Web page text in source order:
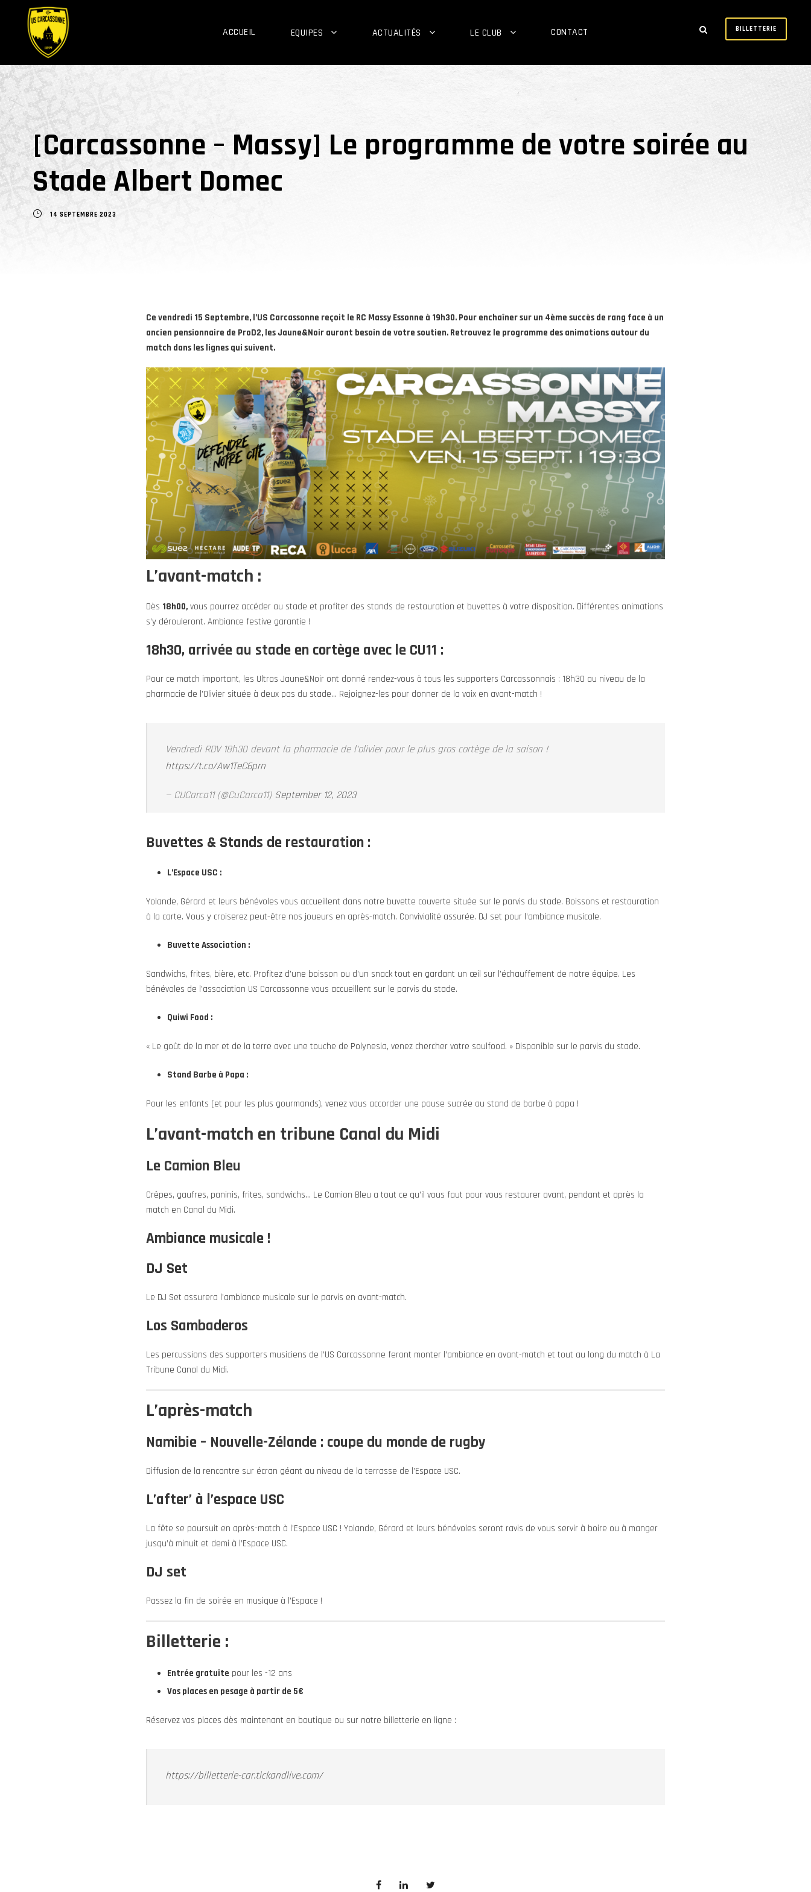
ACCUEIL EQUIPES ACTUALITÉS LE CLUB CONTACT BILLETTERIE
[Carcassonne – Massy] Le programme de votre soirée au
Stade Albert Domec
14 SEPTEMBRE 2023
Ce vendredi 15 Septembre, l’US Carcassonne reçoit le RC Massy Essonne à 19h30. Pour enchaîner sur un 4ème succès de rang face à un
ancien pensionnaire de ProD2, les Jaune&Noir auront besoin de votre soutien. Retrouvez le programme des animations autour du
match dans les lignes qui suivent.
L’avant-match :
Dès 18h00, vous pourrez accéder au stade et profiter des stands de restauration et buvettes à votre disposition. Différentes animations
s’y dérouleront. Ambiance festive garantie !
18h30, arrivée au stade en cortège avec le CU11 :
Pour ce match important, les Ultras Jaune&Noir ont donné rendez-vous à tous les supporters Carcassonnais : 18h30 au niveau de la
pharmacie de l’Olivier située à deux pas du stade… Rejoignez-les pour donner de la voix en avant-match !
Vendredi RDV 18h30 devant la pharmacie de l’olivier pour le plus gros cortège de la saison !
https://t.co/Aw1TeC6prn
— CUCarca11 (@CuCarca11) September 12, 2023
Buvettes & Stands de restauration :
L’Espace USC :
Yolande, Gérard et leurs bénévoles vous accueillent dans notre buvette couverte située sur le parvis du stade. Boissons et restauration
à la carte. Vous y croiserez peut-être nos joueurs en après-match. Convivialité assurée. DJ set pour l’ambiance musicale.
Buvette Association :
Sandwichs, frites, bière, etc. Profitez d’une boisson ou d’un snack tout en gardant un œil sur l’échauffement de notre équipe. Les
bénévoles de l’association US Carcassonne vous accueillent sur le parvis du stade.
Quiwi Food :
« Le goût de la mer et de la terre avec une touche de Polynesia, venez chercher votre soulfood. » Disponible sur le parvis du stade.
Stand Barbe à Papa :
Pour les enfants (et pour les plus gourmands), venez vous accorder une pause sucrée au stand de barbe à papa !
L’avant-match en tribune Canal du Midi
Le Camion Bleu
Crêpes, gaufres, paninis, frites, sandwichs… Le Camion Bleu a tout ce qu’il vous faut pour vous restaurer avant, pendant et après la
match en Canal du Midi.
Ambiance musicale !
DJ Set
Le DJ Set assurera l’ambiance musicale sur le parvis en avant-match.
Los Sambaderos
Les percussions des supporters musiciens de l’US Carcassonne feront monter l’ambiance en avant-match et tout au long du match à La
Tribune Canal du Midi.
L’après-match
Namibie – Nouvelle-Zélande : coupe du monde de rugby
Diffusion de la rencontre sur écran géant au niveau de la terrasse de l’Espace USC.
L’after’ à l’espace USC
La fête se poursuit en après-match à l’Espace USC ! Yolande, Gérard et leurs bénévoles seront ravis de vous servir à boire ou à manger
jusqu’à minuit et demi à l’Espace USC.
DJ set
Passez la fin de soirée en musique à l’Espace !
Billetterie :
Entrée gratuite pour les -12 ans
Vos places en pesage à partir de 5€
Réservez vos places dès maintenant en boutique ou sur notre billetterie en ligne :
https://billetterie-car.tickandlive.com/